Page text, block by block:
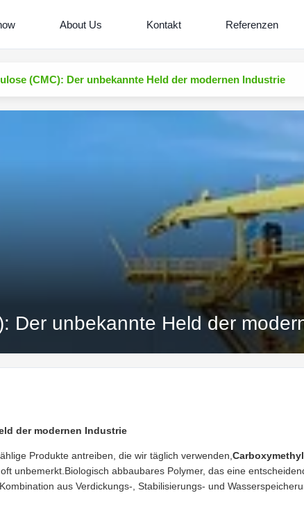
About Us Kontakt Referenzen
(CMC): Der unbekannte Held der modernen Industrie
Der unbekannte Held der
der modernen Industrie
Produkte antreiben, die wir täglich verwenden,
unbemerkt.Biologisch abbaubares Polymer, das eine
aus Verdickungs-, Stabilisierungs- und